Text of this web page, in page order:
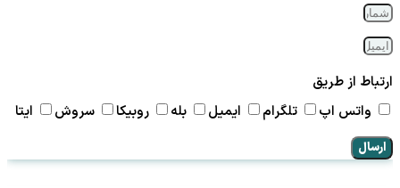
ارتباط از طریق
واتس اپ
تلگرام ایمیل بله روبیکا سروش ایتا
ارسال